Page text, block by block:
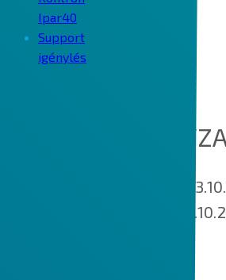
Ipar40
Support
igénylés
COOKIE
Hatálybalépés napja:
Utoljára módosított: